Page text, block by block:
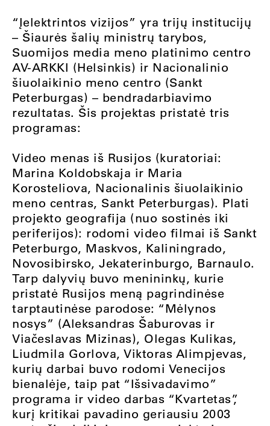
“Įelektrintos vizijos” yra trijų institucijų
– Šiaurės šalių ministrų tarybos,
Suomijos media meno platinimo centro
AV-ARKKI (Helsinkis) ir Nacionalinio
šiuolaikinio meno centro (Sankt
Peterburgas) – bendradarbiavimo
rezultatas. Šis projektas pristatė tris
programas:
Video menas iš Rusijos (kuratoriai:
Marina Koldobskaja ir Maria
Korosteliova, Nacionalinis šiuolaikinio
meno centras, Sankt Peterburgas). Plati
projekto geografija (nuo sostinės iki
periferijos): rodomi video filmai iš Sankt
Peterburgo, Maskvos, Kaliningrado,
Novosibirsko, Jekaterinburgo, Barnaulo.
Tarp dalyvių buvo menininkų, kurie
pristatė Rusijos meną pagrindinėse
tarptautinėse parodose: “Mėlynos
nosys” (Aleksandras Šaburovas ir
Viačeslavas Mizinas), Olegas Kulikas,
Liudmila Gorlova, Viktoras Alimpjevas,
kurių darbai buvo rodomi Venecijos
bienalėje, taip pat “Išsivadavimo”
programa ir video darbas “Kvartetas”,
kurį kritikai pavadino geriausiu 2003